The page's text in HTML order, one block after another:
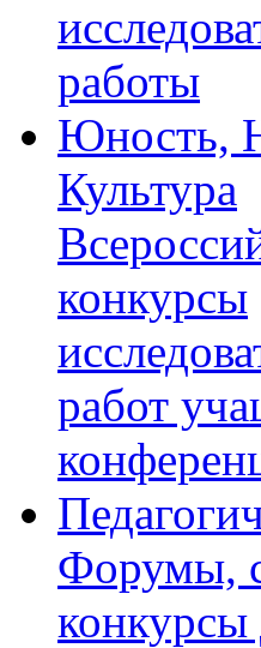
работы
Юность,
Культура
конкурсы
работ
Форумы,
конкурсы